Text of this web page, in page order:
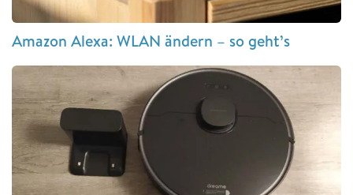
Amazon Alexa: WLAN ändern – so geht’s